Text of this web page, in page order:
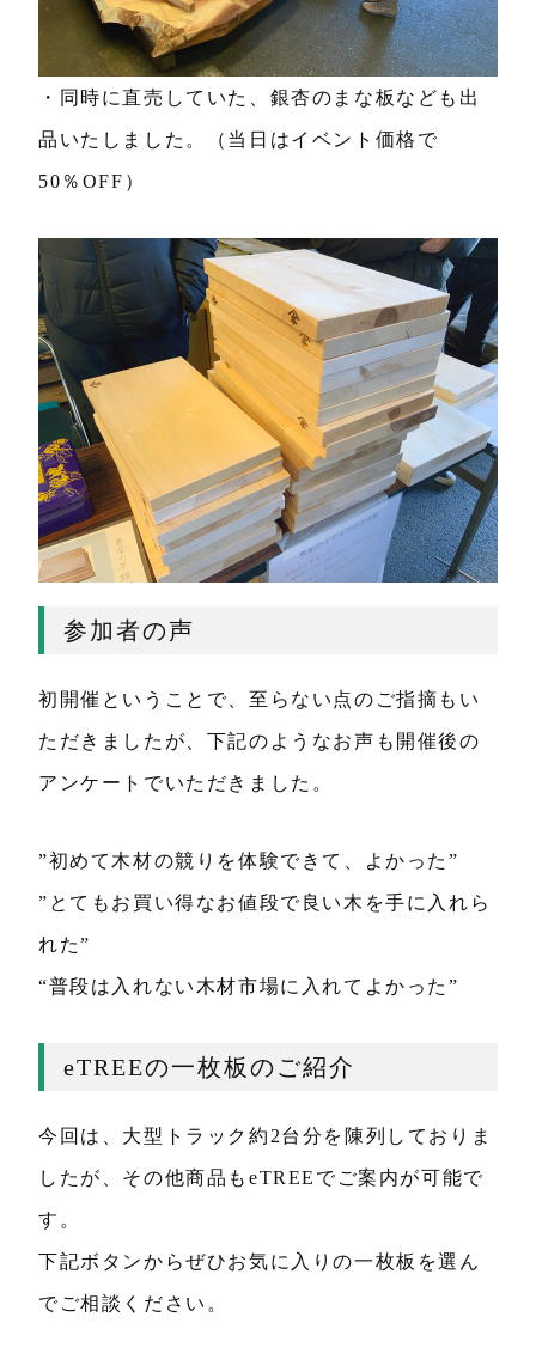
・同時に直売していた、銀杏のまな板なども出
品いたしました。（当日はイベント価格で
50％OFF）
参加者の声
初開催ということで、至らない点のご指摘もい
ただきましたが、下記のようなお声も開催後の
アンケートでいただきました。
”初めて木材の競りを体験できて、よかった”
”とてもお買い得なお値段で良い木を手に入れら
れた”
“普段は入れない木材市場に入れてよかった”
eTREEの一枚板のご紹介
今回は、大型トラック約2台分を陳列しておりま
したが、その他商品もeTREEでご案内が可能で
す。
下記ボタンからぜひお気に入りの一枚板を選ん
でご相談ください。